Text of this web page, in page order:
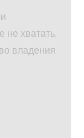
не хватать,
владения